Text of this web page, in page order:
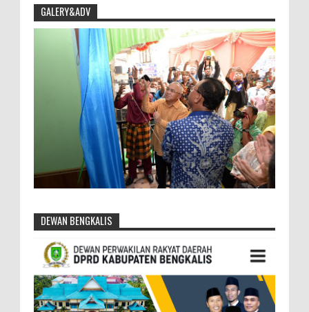
GALERY&ADV
DEWAN BENGKALIS